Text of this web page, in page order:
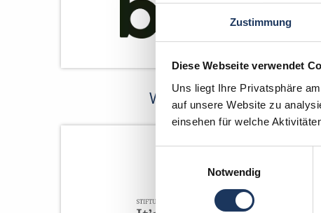
Zustimmung
Diese Webseite verwendet
Uns liegt Ihre Privatsphäre
auf unsere Website zu
einsehen für welche
Notwendig
Wir fördern